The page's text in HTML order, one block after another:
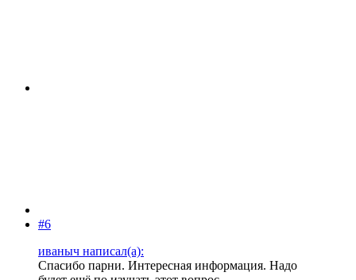
#6
иваныч написал(а):
Спасибо парни. Интересная информация. Надо